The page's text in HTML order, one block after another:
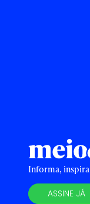
Informa,
ASSINE JÁ